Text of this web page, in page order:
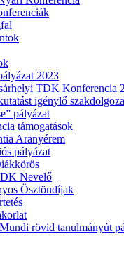
2023
TDK Konferencia
igénylő
pályázat
támogatások
Aranyérem
pályázat
Nevelő
Ösztöndíjak
rövid tanulmányút